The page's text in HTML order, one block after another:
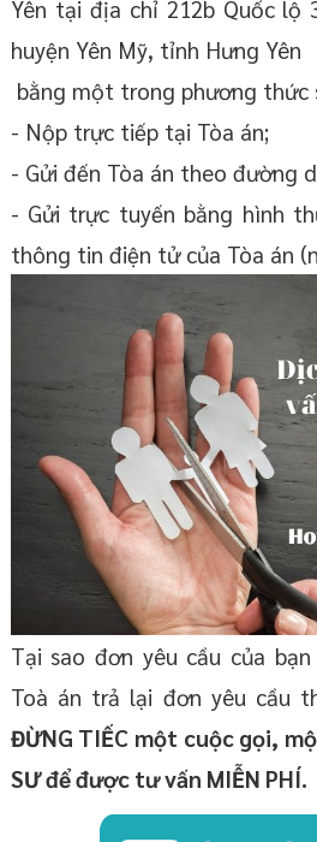
Yên tại địa chỉ 212b Quốc lộ
huyện Yên Mỹ, tỉnh Hưng Yên
bằng một trong phương thức
- Nộp trực tiếp tại Tòa án;
- Gửi đến Tòa án theo đường
- Gửi trực tuyến bằng hình
thông tin điện tử của Tòa án
Tại sao đơn yêu cầu của
Toà án trả lại đơn yêu cầu
ĐỪNG TIẾC một cuộc gọi,
SƯ để được tư vấn MIỄN PHÍ.